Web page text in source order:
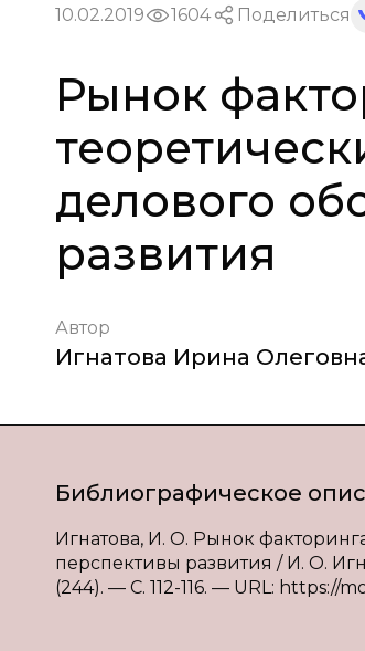
10.02.2019 1604 Поделиться
Рынок
делового
развития
Автор
Игнатова Ирина
Библиографическое
Игнатова, И. О. Рынок
перспективы развития / И. О.
(244). — С. 112-116. — URL: https://